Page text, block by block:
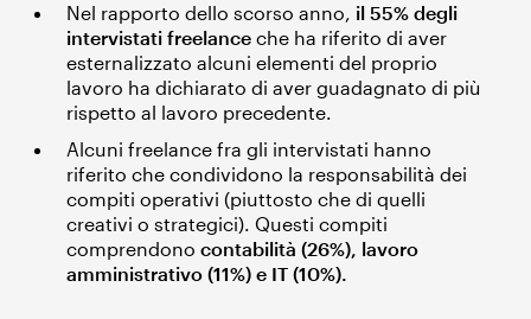
Nel rapporto dello scorso anno, il 55% degli
intervistati freelance che ha riferito di aver
esternalizzato alcuni elementi del proprio
lavoro ha dichiarato di aver guadagnato di più
rispetto al lavoro precedente.
Alcuni freelance fra gli intervistati hanno
riferito che condividono la responsabilità dei
compiti operativi (piuttosto che di quelli
creativi o strategici). Questi compiti
comprendono contabilità (26%), lavoro
amministrativo (11%) e IT (10%).